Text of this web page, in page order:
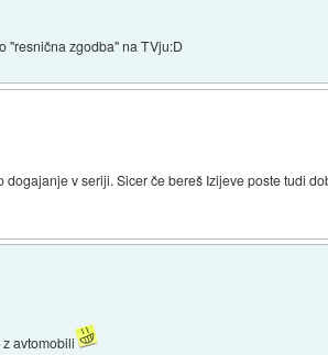
"resnična zgodba" na TVju:D
v seriji. Sicer če bereš Izijeve poste tudi
avtomobili